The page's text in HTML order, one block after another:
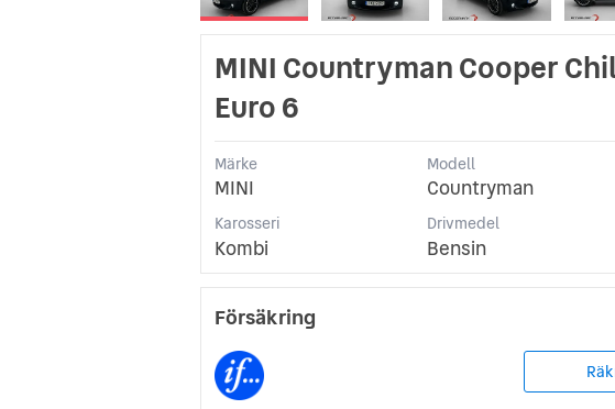
MINI Countryman Cooper
Euro 6
Märke
MINI
Modell
Countryman
Karosseri
Kombi
Drivmedel
Bensin
Försäkring